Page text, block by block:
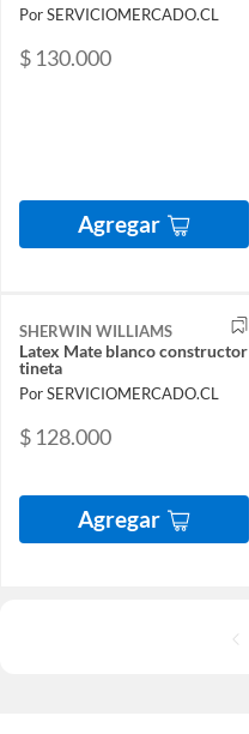
Por SERVICIOMERCADO.CL
$ 130.000
Agregar
SHERWIN WILLIAMS
Latex Mate blanco constructor
tineta
Por SERVICIOMERCADO.CL
$ 128.000
Agregar